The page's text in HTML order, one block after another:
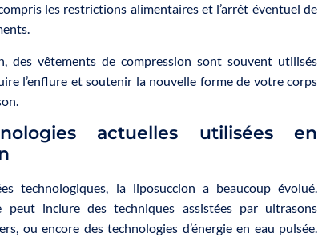
les restrictions alimentaires et l’arrêt éventuel de
des vêtements de compression sont souvent utilisés
l’enflure et soutenir la nouvelle forme de votre corps
actuelles utilisées en
technologiques, la liposuccion a beaucoup évolué.
peut inclure des techniques assistées par ultrasons
ou encore des technologies d’énergie en eau pulsée.